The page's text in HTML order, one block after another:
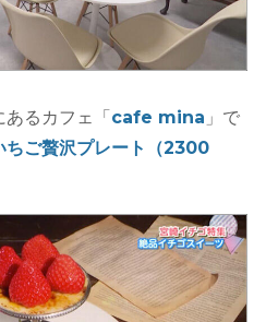
あるカフェ「cafe mina 」で
ちご贅沢プレート（2300